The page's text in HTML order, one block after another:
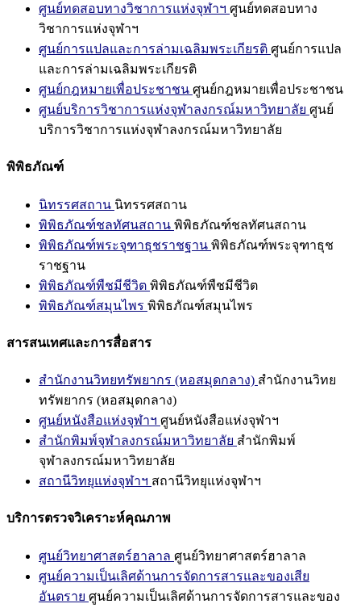
ศูนย์ทดสอบทางวิชาการแห่งจุฬาฯ ศูนย์ทดสอบทาง
วิชาการแห่งจุฬาฯ
ศูนย์การแปลและการล่ามเฉลิมพระเกียรติ ศูนย์การแปล
และการล่ามเฉลิมพระเกียรติ
ศูนย์กฎหมายเพื่อประชาชน ศูนย์กฎหมายเพื่อประชาชน
ศูนย์บริการวิชาการแห่งจุฬาลงกรณ์มหาวิทยาลัย ศูนย์
บริการวิชาการแห่งจุฬาลงกรณ์มหาวิทยาลัย
พิพิธภัณฑ์
นิทรรศสถาน นิทรรศสถาน
พิพิธภัณฑ์ชลทัศนสถาน พิพิธภัณฑ์ชลทัศนสถาน
พิพิธภัณฑ์พระจุฑาธุชราชฐาน พิพิธภัณฑ์พระจุฑาธุช
ราชฐาน
พิพิธภัณฑ์พืชมีชีวิต พิพิธภัณฑ์พืชมีชีวิต
พิพิธภัณฑ์สมุนไพร พิพิธภัณฑ์สมุนไพร
สารสนเทศและการสื่อสาร
สำนักงานวิทยทรัพยากร (หอสมุดกลาง) สำนักงานวิทย
ทรัพยากร (หอสมุดกลาง)
ศูนย์หนังสือแห่งจุฬาฯ ศูนย์หนังสือแห่งจุฬาฯ
สำนักพิมพ์จุฬาลงกรณ์มหาวิทยาลัย สำนักพิมพ์
จุฬาลงกรณ์มหาวิทยาลัย
สถานีวิทยุแห่งจุฬาฯ สถานีวิทยุแห่งจุฬาฯ
บริการตรวจวิเคราะห์คุณภาพ
ศูนย์วิทยาศาสตร์ฮาลาล ศูนย์วิทยาศาสตร์ฮาลาล
ศูนย์ความเป็นเลิศด้านการจัดการสารและของเสีย
อันตราย ศูนย์ความเป็นเลิศด้านการจัดการสารและของ